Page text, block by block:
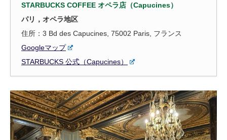
STARBUCKS COFFEE オペラ店（Capucines）
パリ，オペラ地区
住所：3 Bd des Capucines, 75002 Paris, フランス
Googleマップ
STARBUCKS 公式（Capucines）